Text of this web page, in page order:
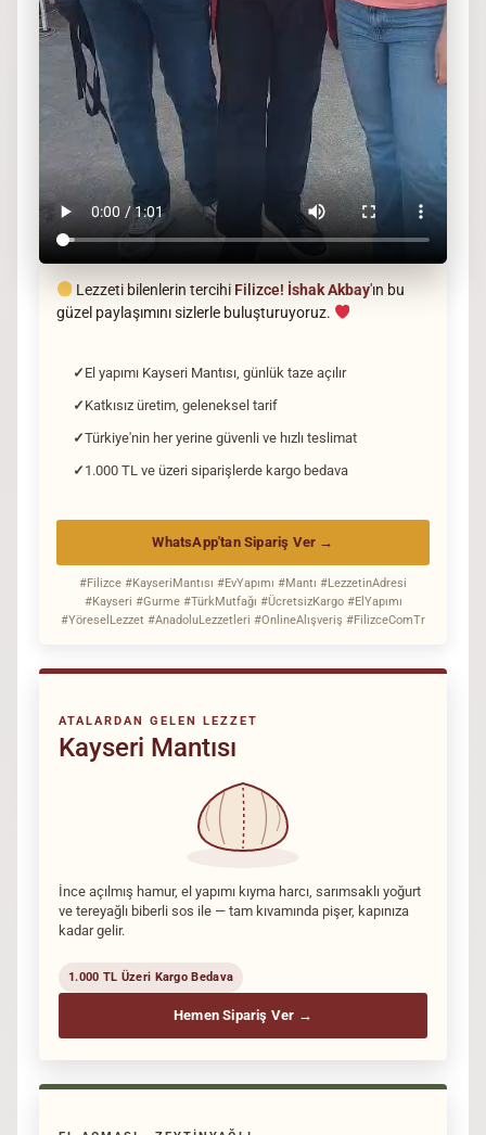
ATALARDAN GELEN LEZZET
Kayseri Mantısı
İnce açılmış hamur, el yapımı kıyma harcı, sarımsaklı yoğurt
ve tereyağlı biberli sos ile — tam kıvamında pişer, kapınıza
kadar gelir.
1.000 TL Üzeri Kargo Bedava
Hemen Sipariş Ver →
Lezzeti bilenlerin tercihi Filizce! İshak Akbay'ın bu
güzel paylaşımını sizlerle buluşturuyoruz.
El yapımı Kayseri Mantısı, günlük taze açılır
Katkısız üretim, geleneksel tarif
Türkiye'nin her yerine güvenli ve hızlı teslimat
1.000 TL ve üzeri siparişlerde kargo bedava
WhatsApp'tan Sipariş Ver →
#Filizce #KayseriMantısı #EvYapımı #Mantı #LezzetinAdresi
#Kayseri #Gurme #TürkMutfağı #ÜcretsizKargo #ElYapımı
#YöreselLezzet #AnadoluLezzetleri #OnlineAlışveriş #FilizceComTr